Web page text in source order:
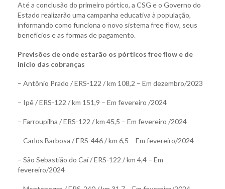
Até a conclusão do primeiro pórtico, a CSG e o Governo do
Estado realizarão uma campanha educativa à população,
informando como funciona o novo sistema free flow, seus
benefícios e as formas de pagamento.
Previsões de onde estarão os pórticos free flow e de
início das cobranças
– Antônio Prado / ERS-122 / km 108,2 – Em dezembro/2023
– Ipê / ERS-122 / km 151,9 – Em fevereiro /2024
– Farroupilha / ERS-122 / km 45,5 – Em fevereiro /2024
– Carlos Barbosa / ERS-446 / km 6,5 – Em fevereiro/2024
– São Sebastião do Caí / ERS-122 / km 4,4 – Em
fevereiro/2024